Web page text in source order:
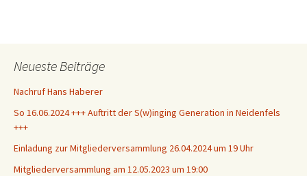
Neueste Beiträge
Nachruf Hans Haberer
So 16.06.2024 +++ Auftritt der S(w)inging Generation in Neidenfels
+++
Einladung zur Mitgliederversammlung 26.04.2024 um 19 Uhr
Mitgliederversammlung am 12.05.2023 um 19:00